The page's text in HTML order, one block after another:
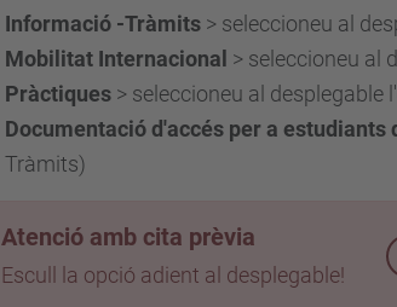
Informació -Tràmits > seleccioneu al
Mobilitat Internacional > seleccioneu al
Pràctiques > seleccioneu al desplegable l'
Documentació d'accés per a estudiants
Tràmits)
Atenció amb cita prèvia
Escull la opció adient al desplegable!